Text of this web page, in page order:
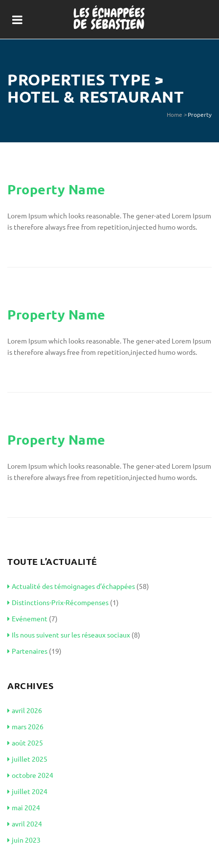
PROPERTIES TYPE >
HOTEL & RESTAURANT
Home >Property
Property Name
Lorem Ipsum which looks reasonable. The gener-ated Lorem Ipsum
is therefore always free from repetition,injected humo words.
Property Name
Lorem Ipsum which looks reasonable. The gener-ated Lorem Ipsum
is therefore always free from repetition,injected humo words.
Property Name
Lorem Ipsum which looks reasonable. The gener-ated Lorem Ipsum
is therefore always free from repetition,injected humo words.
TOUTE L’ACTUALITÉ
Actualité des témoignages d’échappées (58)
Distinctions-Prix-Récompenses (1)
Evénement (7)
Ils nous suivent sur les réseaux sociaux (8)
Partenaires (19)
ARCHIVES
avril 2026
mars 2026
août 2025
juillet 2025
octobre 2024
juillet 2024
mai 2024
avril 2024
juin 2023